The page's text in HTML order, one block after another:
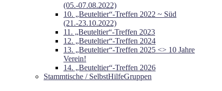
(05.-07.08.2022)
10. „Beuteltier“-Treffen 2022 ~ Süd
(21.-23.10.2022)
11. „Beuteltier“-Treffen 2023
12. „Beuteltier“-Treffen 2024
13. „Beuteltier“-Treffen 2025 <> 10 Jahre
Verein!
14. „Beuteltier“-Treffen 2026
Stammtische / SelbstHilfeGruppen